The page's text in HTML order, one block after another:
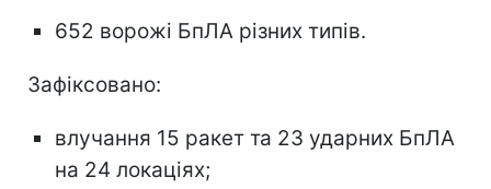
652 ворожі БпЛА різних типів.
Зафіксовано:
влучання 15 ракет та 23 ударних БпЛА
на 24 локаціях;